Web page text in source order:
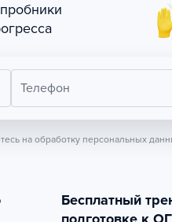
Телефон
на обработку персональных
Бесплатный